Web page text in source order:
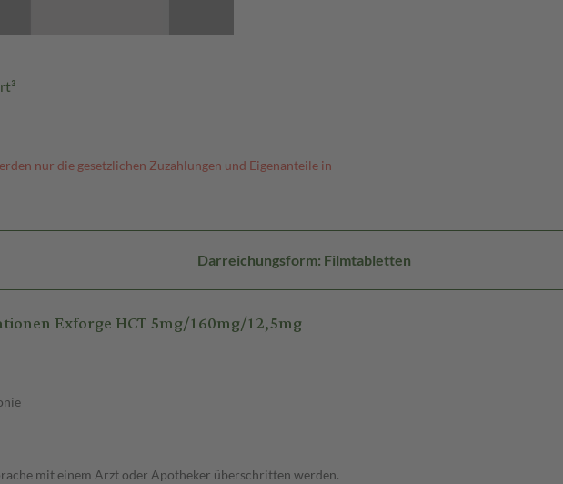
nur die gesetzlichen Zuzahlungen und Eigenanteile in
Darreichungsform: Filmtabletten
Exforge HCT 5mg/160mg/12,5mg
mit einem Arzt oder Apotheker überschritten werden.